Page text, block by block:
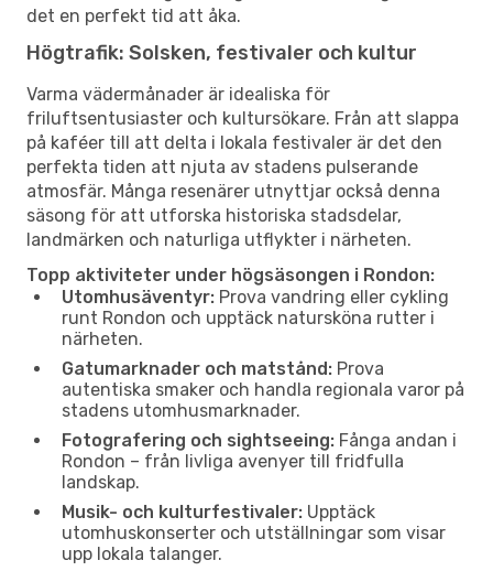
det en perfekt tid att åka.
Högtrafik: Solsken, festivaler och kultur
Varma vädermånader är idealiska för
friluftsentusiaster och kultursökare. Från att slappa
på kaféer till att delta i lokala festivaler är det den
perfekta tiden att njuta av stadens pulserande
atmosfär. Många resenärer utnyttjar också denna
säsong för att utforska historiska stadsdelar,
landmärken och naturliga utflykter i närheten.
Topp aktiviteter under högsäsongen i Rondon:
Utomhusäventyr: Prova vandring eller cykling
runt Rondon och upptäck natursköna rutter i
närheten.
Gatumarknader och matstånd: Prova
autentiska smaker och handla regionala varor på
stadens utomhusmarknader.
Fotografering och sightseeing: Fånga andan i
Rondon – från livliga avenyer till fridfulla
landskap.
Musik- och kulturfestivaler: Upptäck
utomhuskonserter och utställningar som visar
upp lokala talanger.